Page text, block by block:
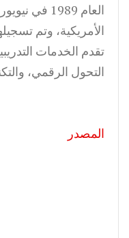
العام 1989
تقدم الخدمات
التحول الرقمي،
المصدر